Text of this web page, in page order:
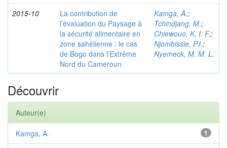
2015-10
La contribution de
l’évaluation du Paysage à
la sécurité alimentaire en
zone sahélienne : le cas
de Bogo dans l’Extrême
Nord du Cameroun
Kamga, A.;
Tchindjang, M.;
Chiewouo, K. I. F.;
Njombissie, P.I.;
Nyemeck, M. M. L.
Découvrir
Auteur(e)
1
Kamga, A.